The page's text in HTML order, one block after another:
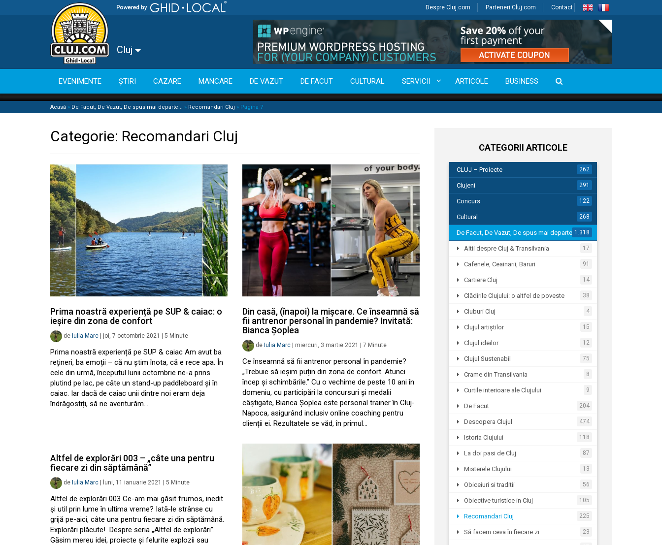
Despre Cluj.com Parteneri Cluj.com Contact
Cluj
EVENIMENTE ȘTIRI CAZARE MANCARE DE VAZUT DE FACUT CULTURAL SERVICII ARTICOLE BUSINESS
Acasă » De Facut, De Vazut, De spus mai departe... » Recomandari Cluj » Pagina 7
Categorie: Recomandari Cluj
Prima noastră experiență pe SUP & caiac: o
ieșire din zona de confort
de Iulia Marc joi, 7 octombrie 2021 5 Minute
Prima noastră experiență pe SUP & caiac Am avut ba
rețineri, ba emoții – că nu știm înota, că e rece apa. În
cele din urmă, începutul lunii octombrie ne-a prins
plutind pe lac, pe câte un stand-up paddleboard și în
caiac. Iar dacă de caiac unii dintre noi eram deja
îndrăgostiți, să ne aventurăm…
Din casă, (înapoi) la mișcare. Ce înseamnă să
fii antrenor personal în pandemie? Invitată:
Bianca Șoplea
de Iulia Marc miercuri, 3 martie 2021 7 Minute
Ce înseamnă să fii antrenor personal în pandemie?
„Trebuie să ieșim puțin din zona de confort. Atunci
încep și schimbările.” Cu o vechime de peste 10 ani în
domeniu, cu participări la concursuri și medalii
câștigate, Bianca Șoplea este personal trainer în Cluj-
Napoca, asigurând inclusiv online coaching pentru
clienții ei. Rezultatele se văd, în primul…
Altfel de explorări 003 – „câte una pentru
fiecare zi din săptămână”
de Iulia Marc luni, 11 ianuarie 2021 5 Minute
Altfel de explorări 003 Ce-am mai găsit frumos, inedit
și util prin lume în ultima vreme? Iată-le strânse cu
grijă pe-aici, câte una pentru fiecare zi din săptămână.
Explorări plăcute! Despre seria „Altfel de explorări”.
Găsim mereu idei, proiecte și felurite explozii sau
CATEGORII ARTICOLE
CLUJ – Proiecte 262
Clujeni 291
Concurs 122
Cultural 268
De Facut, De Vazut, De spus mai departe…1.318
Altii despre Cluj & Transilvania 17
Cafenele, Ceainarii, Baruri 91
Cartiere Cluj 14
Clădirile Clujului: o altfel de poveste 38
Cluburi Cluj 4
Clujul artiștilor 15
Clujul ideilor 12
Clujul Sustenabil 75
Crame din Transilvania 8
Curtile interioare ale Clujului 9
De Facut 204
Descopera Clujul 474
Istoria Clujului 118
La doi pasi de Cluj 87
Misterele Clujului 13
Obiceiuri si traditii 56
Obiective turistice in Cluj 105
Recomandari Cluj 225
Să facem ceva în fiecare zi 23